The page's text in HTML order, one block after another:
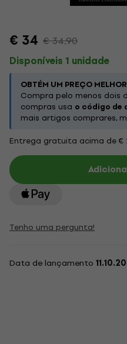
€ 34 € 34,90
Disponíveis 1 unidade
OBTÉM UM PREÇO MELHOR
Compra pelo menos dois
compras usa o código de
mais artigos comprares,
Entrega gratuita acima de €
Tenho uma pergunta!
Data de lançamento